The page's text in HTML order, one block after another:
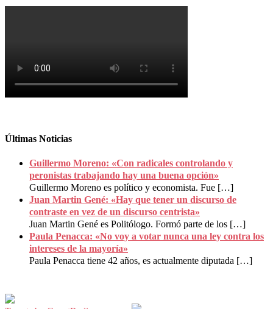
Últimas Noticias
Guillermo Moreno: «Con radicales controlando y
peronistas trabajando hay una buena opción»
Guillermo Moreno es político y economista. Fue […]
Juan Martin Gené: «Hay que tener un discurso de
contraste en vez de un discurso centrista»
Juan Martin Gené es Politólogo. Formó parte de los […]
Paula Penacca: «No voy a votar nunca una ley contra los
intereses de la mayoría»
Paula Penacca tiene 42 años, es actualmente diputada […]